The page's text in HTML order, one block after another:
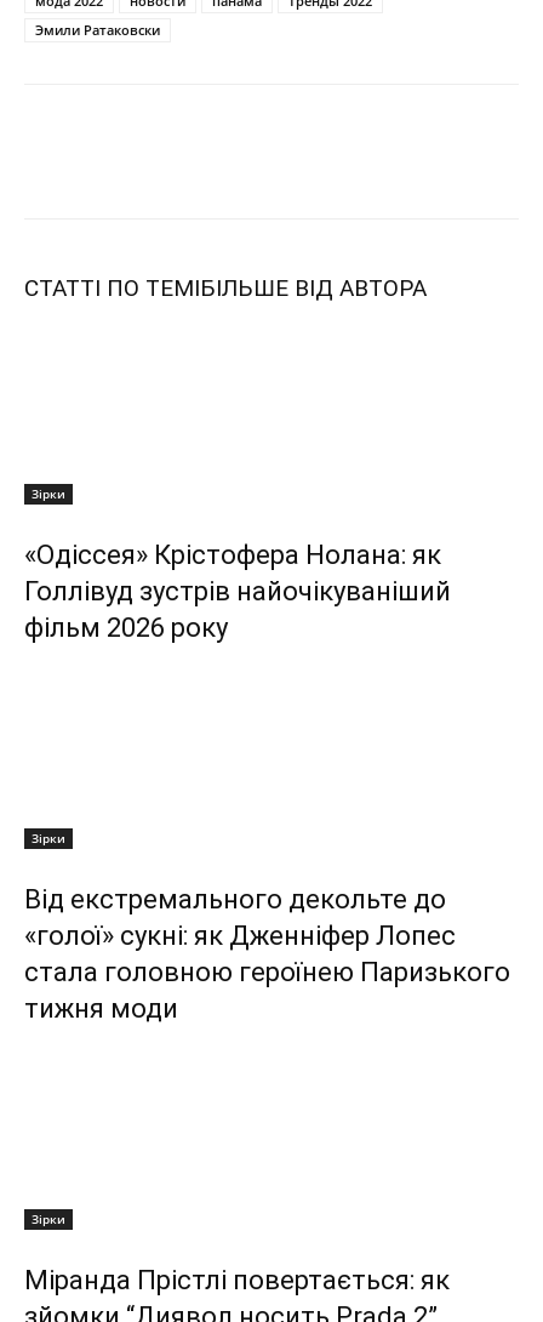
Эмили Ратаковски
СТАТТІ ПО ТЕМІБІЛЬШЕ ВІД АВТОРА
Зірки
«Одіссея» Крістофера Нолана: як
Голлівуд зустрів найочікуваніший
фільм 2026 року
Зірки
Від екстремального декольте до
«голої» сукні: як Дженніфер Лопес
стала головною героїнею Паризького
тижня моди
Зірки
Міранда Прістлі повертається: як